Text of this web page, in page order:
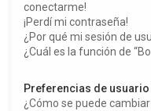
conectarme!
¡Perdí mi contraseña!
¿Por qué mi sesión de
¿Cuál es la función de
Preferencias de
¿Cómo se puede